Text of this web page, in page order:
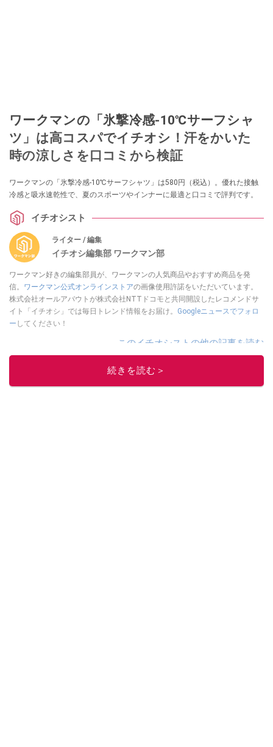
ワークマンの「氷撃冷感-10℃サーフシャ
ツ」は高コスパでイチオシ！汗をかいた
時の涼しさを口コミから検証
ワークマンの「氷撃冷感-10℃サーフシャツ」は580円（税込）。優れた接触
冷感と吸水速乾性で、夏のスポーツやインナーに最適と口コミで評判です。
イチオシスト
ライター / 編集
イチオシ編集部 ワークマン部
ワークマン好きの編集部員が、ワークマンの人気商品やおすすめ商品を発
信。 ワークマン公式オンラインストアの画像使用許諾をいただいています。
株式会社オールアバウトが株式会社NTTドコモと共同開設したレコメンドサ
イト「イチオシ」では毎日トレンド情報をお届け。 Googleニュースでフォロ
ー してください！
このイチオシストの他の記事を読む
続きを読む＞